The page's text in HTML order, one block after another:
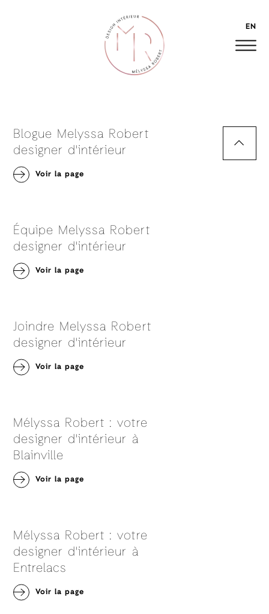
EN
Blogue Melyssa Robert
designer d'intérieur
Voir la page
Équipe Melyssa Robert
designer d'intérieur
Voir la page
Joindre Melyssa Robert
designer d'intérieur
Voir la page
Mélyssa Robert : votre
designer d'intérieur à
Blainville
Voir la page
Mélyssa Robert : votre
designer d'intérieur à
Entrelacs
Voir la page